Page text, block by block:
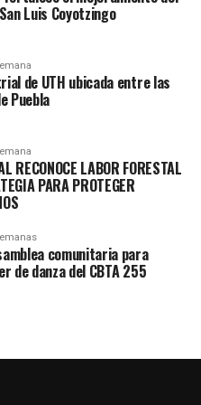
de Puebla y al
Patronato, Ceci
SEDIF
el Carnaval de
al estado como Polo
Luis Coyotzingo
de UTH ubicada entre las
Puebla
RECONOCE LABOR FORESTAL
PARA PROTEGER
comunitaria para
danza del CBTA 255